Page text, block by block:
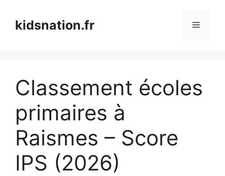
contenukidsnation.fr Menu
Classement écoles
primaires à
Raismes – Score
IPS (2026)